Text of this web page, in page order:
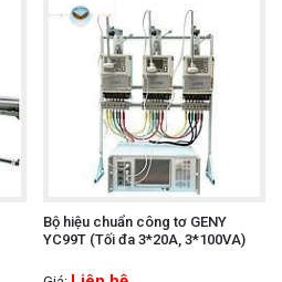
Bộ hiệu chuẩn công tơ GENY
YC99T (Tối đa 3*20A, 3*100VA)